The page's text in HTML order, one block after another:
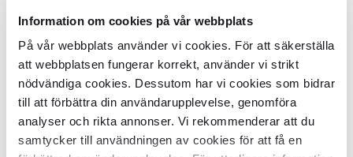
Information om cookies på vår webbplats
På vår webbplats använder vi cookies. För att säkerställa
att webbplatsen fungerar korrekt, använder vi strikt
nödvändiga cookies. Dessutom har vi cookies som bidrar
till att förbättra din användarupplevelse, genomföra
analyser och rikta annonser. Vi rekommenderar att du
samtycker till användningen av cookies för att få en
Kant:Rak
Materiale: Granitkeramik
289 DKK m 2
TILFØJ TIL KURV
Overflade:
Kant:Rak
Materiale: Granitkeramik
468 DKK/m2 -21%
TILFØJ TIL KURV
KlinkerFrammenti Bianco Mat
KlinkerFrammentiBeige Mat